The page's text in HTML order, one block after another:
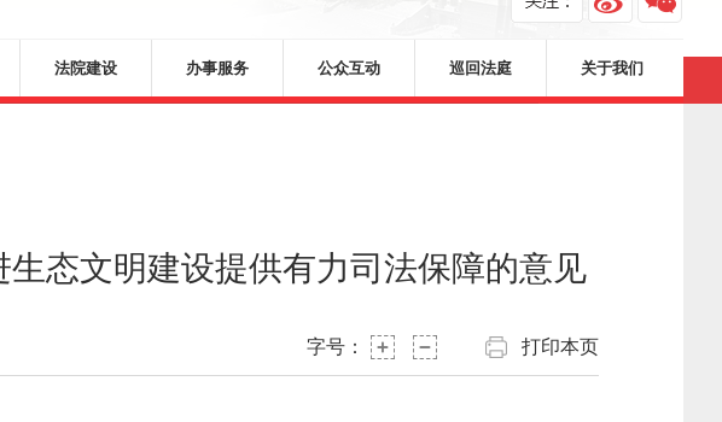
法院建设 办事服务 公众互动 巡回法庭 关于我们
态文明建设提供有力司法保障的意见
字号： 打印本页